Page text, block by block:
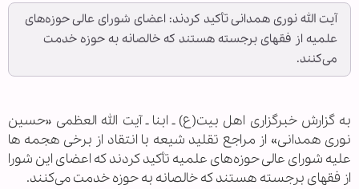
آیت الله نوری همدانی تأکید کردند: اعضای شورای عالی حوزه‌های
علمیه از فقهای برجسته هستند که خالصانه به حوزه خدمت
می‌کنند.
به گزارش خبرگزاری اهل بیت(ع) ـ ابنا ـ آیت الله العظمی «حسین
نوری همدانی» از مراجع تقلید شیعه با انتقاد از برخی هجمه ها
علیه شورای عالی حوزه‌های علمیه تأکید کردند که اعضای این شورا
از فقهای برجسته هستند که خالصانه به حوزه خدمت می‌کنند.